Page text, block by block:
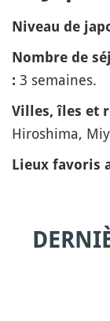
Niveau de
Nombre de
: 3 semaines.
Villes, îles et
Hiroshima,
Lieux favoris